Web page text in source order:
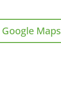
Google Maps